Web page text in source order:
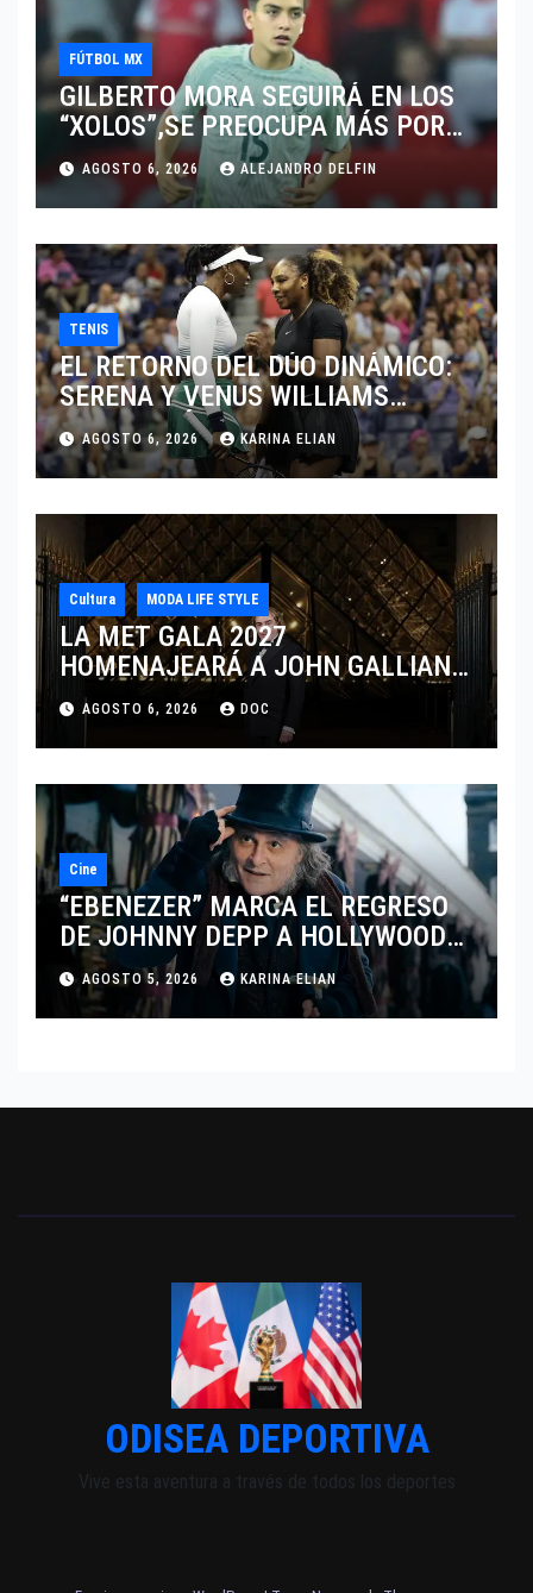
FÚTBOL MX
GILBERTO MORA SEGUIRÁ EN LOS
“XOLOS”,SE PREOCUPA MÁS POR
JUGAR EN SU EQUIPO.
AGOSTO 6, 2026 ALEJANDRO DELFIN
TENIS
EL RETORNO DEL DÚO DINÁMICO:
SERENA Y VENUS WILLIAMS
DISPUTARÁN LOS DOBLES EN
CINCINNATI 2026
AGOSTO 6, 2026 KARINA ELIAN
Cultura MODA LIFE STYLE
LA MET GALA 2027
HOMENAJEARÁ A JOHN GALLIANO
MARCANDO EL REGRESO DEL REY
DEL DRAMATISMO
AGOSTO 6, 2026 DOC
Cine
“EBENEZER” MARCA EL REGRESO
DE JOHNNY DEPP A HOLLYWOOD
TRAS SU PASO POR EL CINE
INDEPENDIENTE EUROPEO
AGOSTO 5, 2026 KARINA ELIAN
ODISEA DEPORTIVA
Vive esta aventura a través de todos los deportes